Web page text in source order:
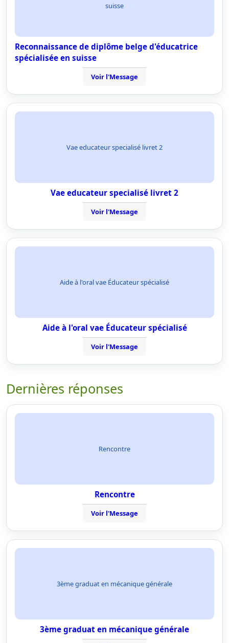
suisse
Reconnaissance de diplôme belge d'éducatrice
spécialisée en suisse
Voir l'Message
Vae educateur specialisé livret 2
Vae educateur specialisé livret 2
Voir l'Message
Aide à l'oral vae Éducateur spécialisé
Aide à l'oral vae Éducateur spécialisé
Voir l'Message
Dernières réponses
Rencontre
Rencontre
Voir l'Message
3ème graduat en mécanique générale
3ème graduat en mécanique générale